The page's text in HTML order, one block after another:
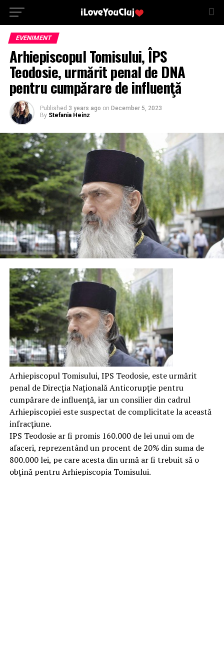
EVENIMENT
Arhiepiscopul Tomisului, ÎPS
Teodosie, urmărit penal de DNA
pentru cumpărare de influenţă
Published 3 years ago on December 5, 2023
By Stefania Heinz
Arhiepiscopul Tomisului, IPS Teodosie, este urmărit
penal de Direcţia Naţională Anticorupţie pentru
cumpărare de influenţă, iar un consilier din cadrul
Arhiepiscopiei este suspectat de complicitate la această
infracţiune.
IPS Teodosie ar fi promis 160.000 de lei unui om de
afaceri, reprezentând un procent de 20% din suma de
800.000 lei, pe care acesta din urmă ar fi trebuit să o
obțină pentru Arhiepiscopia Tomisului.